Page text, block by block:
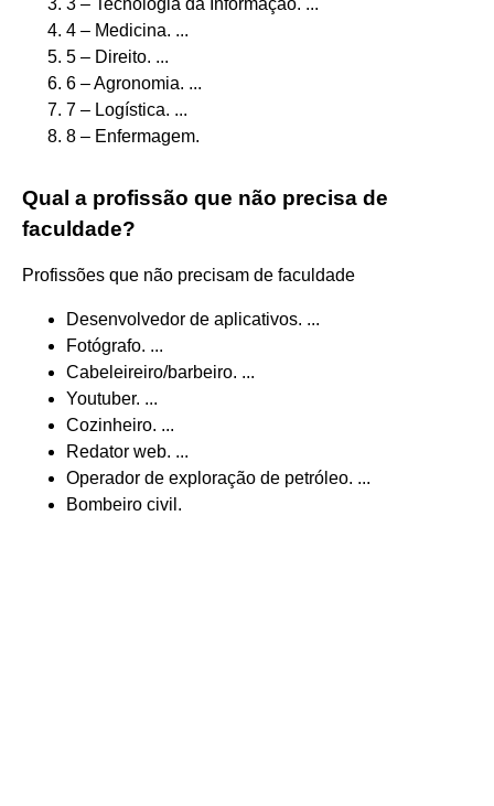
4 – Medicina. ...
5 – Direito. ...
6 – Agronomia. ...
7 – Logística. ...
8 – Enfermagem.
Qual a profissão que não precisa de
faculdade?
Profissões que não precisam de faculdade
Desenvolvedor de aplicativos. ...
Fotógrafo. ...
Cabeleireiro/barbeiro. ...
Youtuber. ...
Cozinheiro. ...
Redator web. ...
Operador de exploração de petróleo. ...
Bombeiro civil.